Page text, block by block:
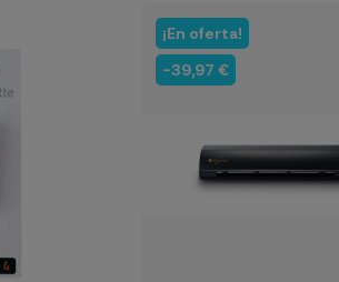
¡En oferta!
-39,97 €